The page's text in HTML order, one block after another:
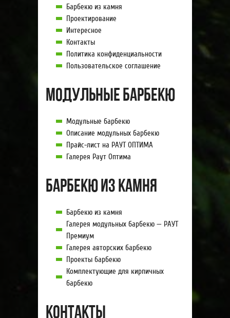
Барбекю из камня
Проектирование
Интересное
Контакты
Политика конфиденциальности
Пользовательское соглашение
Модульные барбекю
Модульные барбекю
Описание модульных барбекю
Прайс-лист на РАУТ ОПТИМА
Галерея Раут Оптима
Барбекю из камня
Барбекю из камня
Галерея модульных барбекю — РАУТ
Премиум
Галерея авторских барбекю
Проекты барбекю
Комплектующие для кирпичных
барбекю
Контакты